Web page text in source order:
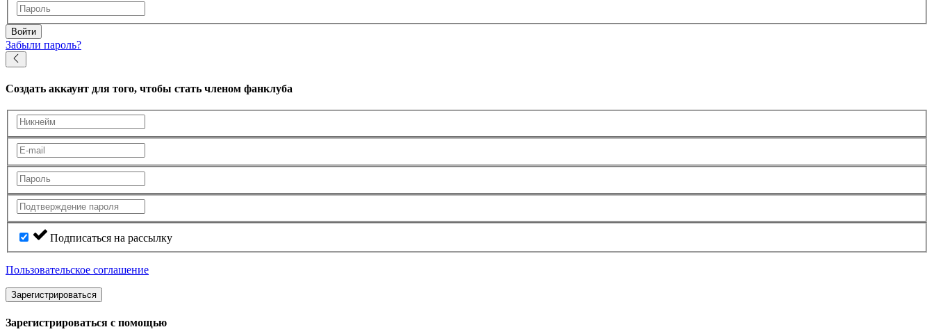
Войти
Забыли пароль?
Создать аккаунт для того, чтобы стать членом фанклуба
Подписаться на рассылку
Пользовательское соглашение
Зарегистрироваться
Зарегистрироваться с помощью